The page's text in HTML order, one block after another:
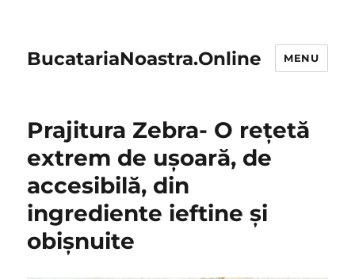
BucatariaNoastra.Online MENU
Prajitura Zebra- O rețetă
extrem de ușoară, de
accesibilă, din
ingrediente ieftine și
obișnuite